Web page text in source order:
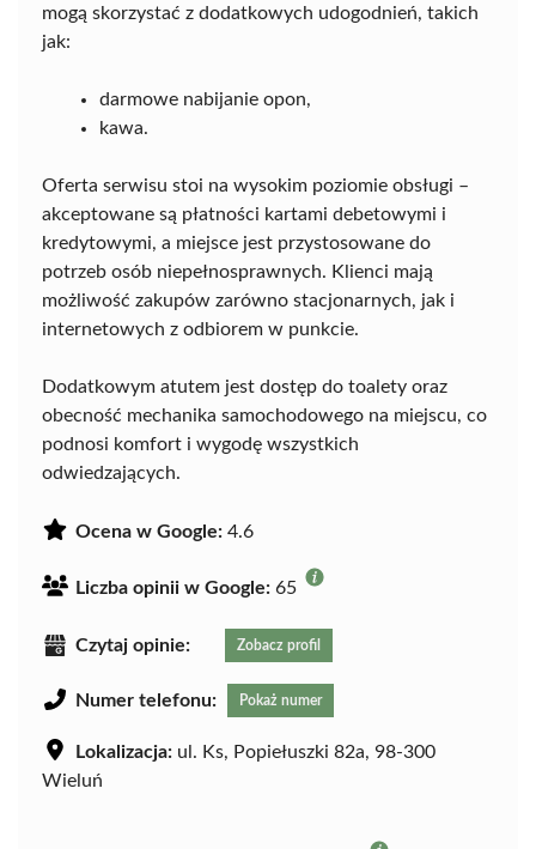
mogą skorzystać z dodatkowych udogodnień, takich
jak:
darmowe nabijanie opon,
kawa.
Oferta serwisu stoi na wysokim poziomie obsługi –
akceptowane są płatności kartami debetowymi i
kredytowymi, a miejsce jest przystosowane do
potrzeb osób niepełnosprawnych. Klienci mają
możliwość zakupów zarówno stacjonarnych, jak i
internetowych z odbiorem w punkcie.
Dodatkowym atutem jest dostęp do toalety oraz
obecność mechanika samochodowego na miejscu, co
podnosi komfort i wygodę wszystkich
odwiedzających.
Ocena w Google: 4.6
Liczba opinii w Google: 65
Czytaj opinie: Zobacz profil
Numer telefonu: Pokaż numer
Lokalizacja: ul. Ks, Popiełuszki 82a, 98-300
Wieluń